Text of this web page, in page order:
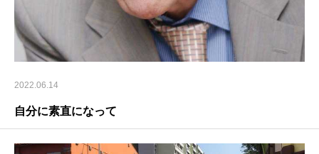
2022.06.14
自分に素直になって